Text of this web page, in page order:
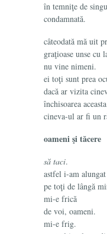
în temniţe de
condamnată.
câteodată mă uit
graţioase unse cu
nu vine nimeni.
ei toţi sunt prea
dacă ar vizita
închisoarea aceasta
cineva-ul ar fi un
oameni şi tăcere
să taci.
astfel i-am alungat
pe toţi de lângă
mi-e frică
de voi, oameni.
mi-e frig.